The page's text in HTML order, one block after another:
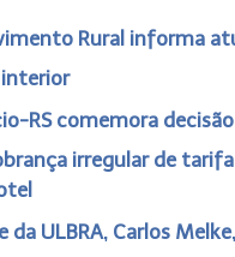
Rural informa
interior
RS comemora decisão
irregular de
da ULBRA, Carlos